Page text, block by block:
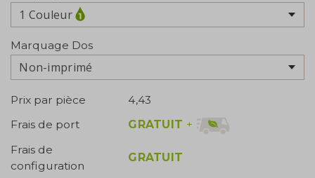
1 Couleur
Marquage Dos
Non-imprimé
Prix par pièce
4,43
Frais de port
GRATUIT +
Frais de
configuration
GRATUIT